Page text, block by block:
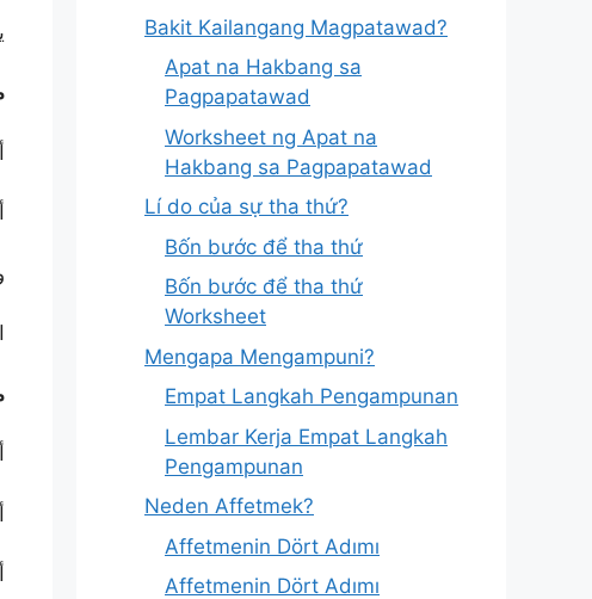
Bakit Kailangang Magpatawad?
Apat na Hakbang sa
Pagpapatawad
Worksheet ng Apat na
Hakbang sa Pagpapatawad
Lí do của sự tha thứ?
Bốn bước để tha thứ
Bốn bước để tha thứ
Worksheet
Mengapa Mengampuni?
Empat Langkah Pengampunan
Lembar Kerja Empat Langkah
Pengampunan
Neden Affetmek?
Affetmenin Dört Adımı
Affetmenin Dört Adımı